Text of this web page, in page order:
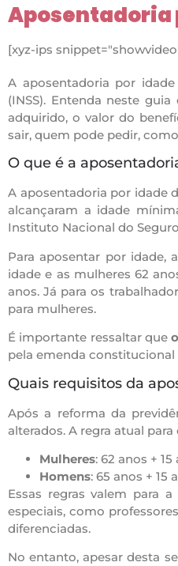
Aposentadoria
[xyz-ips
A aposentadoria por
(INSS). Entenda neste
adquirido, o valor do
sair, quem pode pedir,
O que é a
A aposentadoria por idade
alcançaram a idade
Instituto Nacional do
Para aposentar por idade,
idade e as mulheres 62
anos. Já para os
para mulheres.
É importante ressaltar que
pela emenda constitucional
Quais requisitos da
Após a reforma da
alterados. A regra atual
Mulheres: 62 anos +
Homens: 65 anos +
Essas regras valem para
especiais, como
diferenciadas.
No entanto, apesar desta